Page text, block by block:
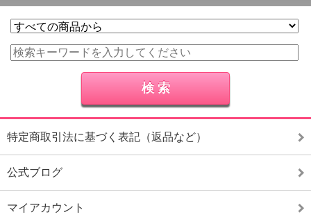
特定商取引法に基づく表記（返品など）
公式ブログ
マイアカウント